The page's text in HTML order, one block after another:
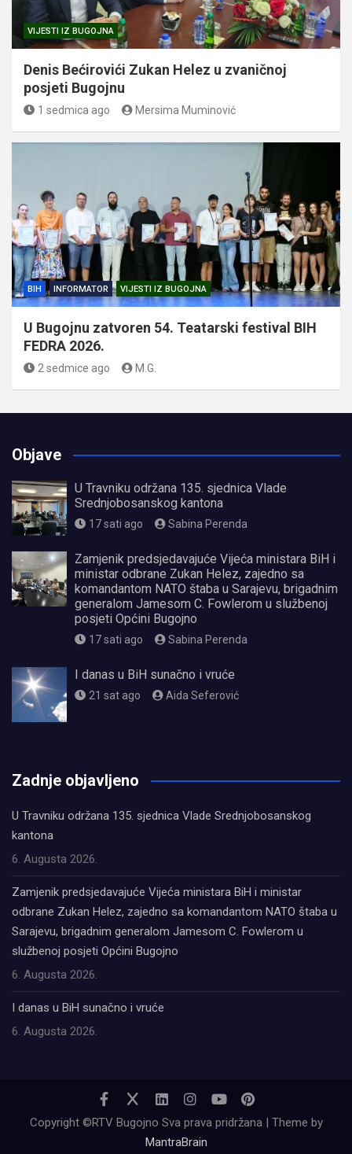
VIJESTI IZ BUGOJNA
Denis Bećirovići Zukan Helez u zvaničnoj
posjeti Bugojnu
1 sedmica ago Mersima Muminović
BIH INFORMATOR VIJESTI IZ BUGOJNA
U Bugojnu zatvoren 54. Teatarski festival BIH
FEDRA 2026.
2 sedmice ago M.G.
Objave
U Travniku održana 135. sjednica Vlade
Srednjobosanskog kantona
17 sati ago Sabina Perenda
Zamjenik predsjedavajuće Vijeća ministara BiH i
ministar odbrane Zukan Helez, zajedno sa
komandantom NATO štaba u Sarajevu, brigadnim
generalom Jamesom C. Fowlerom u službenoj
posjeti Općini Bugojno
17 sati ago Sabina Perenda
I danas u BiH sunačno i vruće
21 sat ago Aida Seferović
Zadnje objavljeno
U Travniku održana 135. sjednica Vlade Srednjobosanskog
kantona
6. Augusta 2026.
Zamjenik predsjedavajuće Vijeća ministara BiH i ministar
odbrane Zukan Helez, zajedno sa komandantom NATO štaba u
Sarajevu, brigadnim generalom Jamesom C. Fowlerom u
službenoj posjeti Općini Bugojno
6. Augusta 2026.
I danas u BiH sunačno i vruće
6. Augusta 2026.
Copyright ©RTV Bugojno Sva prava pridržana | Theme by
MantraBrain